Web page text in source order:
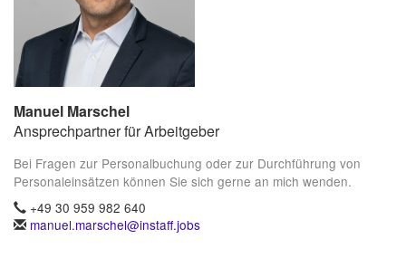
Manuel Marschel
Ansprechpartner für Arbeitgeber
Bei Fragen zur Personalbuchung oder zur Durchführung von
Personaleinsätzen können Sie sich gerne an mich wenden.
+49 30 959 982 640
manuel.marschel@instaff.jobs